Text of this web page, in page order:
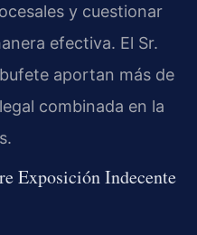
y cuestionar
efectiva. El Sr.
aportan más de
combinada en la
Exposición Indecente